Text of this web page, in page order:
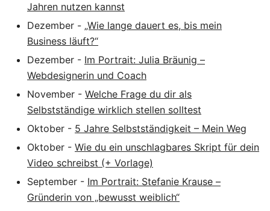
Jahren nutzen kannst
Dezember - „Wie lange dauert es, bis mein
Business läuft?“
Dezember - Im Portrait: Julia Bräunig –
Webdesignerin und Coach
November - Welche Frage du dir als
Selbstständige wirklich stellen solltest
Oktober - 5 Jahre Selbstständigkeit – Mein Weg
Oktober - Wie du ein unschlagbares Skript für dein
Video schreibst (+ Vorlage)
September - Im Portrait: Stefanie Krause –
Gründerin von „bewusst weiblich“